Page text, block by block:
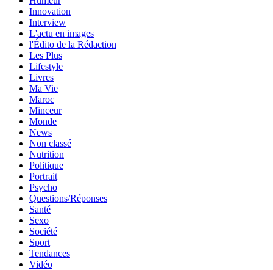
Innovation
Interview
L'actu en images
l'Édito de la Rédaction
Les Plus
Lifestyle
Livres
Ma Vie
Maroc
Minceur
Monde
News
Non classé
Nutrition
Politique
Portrait
Psycho
Questions/Réponses
Santé
Sexo
Société
Sport
Tendances
Vidéo